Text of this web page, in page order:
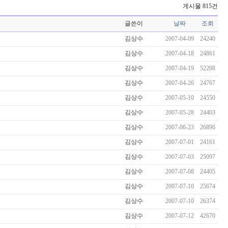
게시물 815건
글쓴이 날짜 조회
김상수 2007-04-09 24240
김상수 2007-04-18 24861
김상수 2007-04-19 52208
김상수 2007-04-26 24767
김상수 2007-05-10 24550
김상수 2007-05-28 24403
김상수 2007-06-23 26896
김상수 2007-07-01 24161
김상수 2007-07-03 25097
김상수 2007-07-08 24405
김상수 2007-07-10 25674
김상수 2007-07-10 26374
김상수 2007-07-12 42670